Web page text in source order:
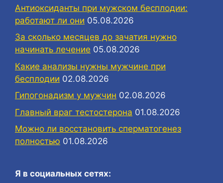
Антиоксиданты при мужском бесплодии:
работают ли они 05.08.2026
За сколько месяцев до зачатия нужно
начинать лечение 05.08.2026
Какие анализы нужны мужчине при
бесплодии 02.08.2026
Гипогонадизм у мужчин 02.08.2026
Главный враг тестостерона 01.08.2026
Можно ли восстановить сперматогенез
полностью 01.08.2026
Я в социальных сетях: